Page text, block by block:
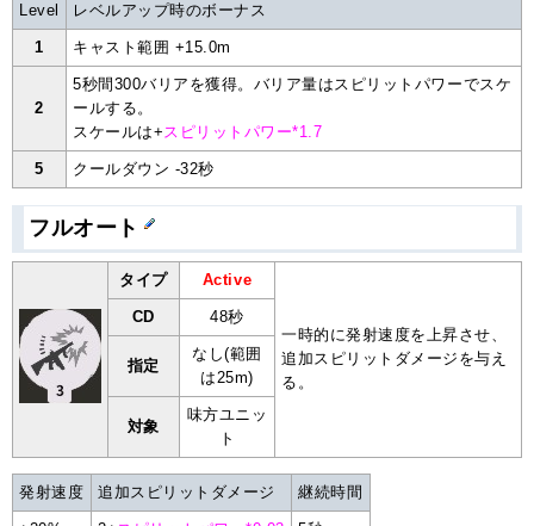
Level レベルアップ時のボーナス
1 キャスト範囲 +15.0m
2
5秒間300バリアを獲得。バリア量はスピリットパワーでスケ
ールする。
スケールは+ スピリットパワー*1.7
5 クールダウン -32秒
フルオート
タイプ Active
一時的に発射速度を上昇させ、
追加スピリットダメージを与え
る。
CD 48秒
指定
なし(範囲
は25m)
対象
味方ユニッ
ト
発射速度 追加スピリットダメージ 継続時間